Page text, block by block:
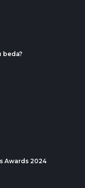
beda?
Awards 2024